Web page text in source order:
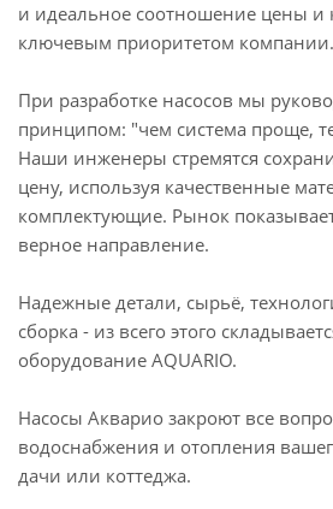
и идеальное соотношение цены и
ключевым приоритетом компании.
При разработке насосов мы
принципом: "чем система проще,
Наши инженеры стремятся
цену, используя качественные
комплектующие. Рынок
верное направление.
Надежные детали, сырьё,
сборка - из всего этого
оборудование AQUARIO.
Насосы Акварио закроют все
водоснабжения и отопления
дачи или коттеджа.